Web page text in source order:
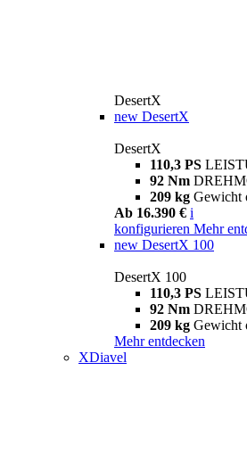
DesertX
new DesertX
DesertX
110,3 PS
92 Nm
209 kg Gewicht
Ab 16.390 € i
konfigurieren Mehr
new DesertX 100
DesertX 100
110,3 PS
92 Nm
209 kg Gewicht
Mehr entdecken
XDiavel